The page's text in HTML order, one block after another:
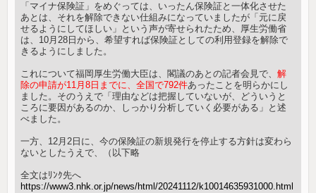
「マイナ保険証」をめぐっては、いったん保険証と一体化させた
あとは、それを解除できない仕組みになっていましたが「元に戻
せるようにしてほしい」という声が寄せられたため、厚生労働省
は、10月28日から、希望すれば保険証としての利用登録を解除で
きるようにしました。
これについて福岡厚生労働大臣は、閣議のあとの記者会見で、解
除の申請が11月8日までに、全国で792件あったことを明らかにし
ました。そのうえで「理由などは把握していないが、どういうと
ころに要因があるのか、しっかり分析していく必要がある」と述
べました。
一方、12月2日に、今の保険証の新規発行を停止する方針は変わら
ないとしたうえで、（以下略
全文はﾘﾝｸ先へ
https://www3.nhk.or.jp/news/html/20241112/k10014635931000.html